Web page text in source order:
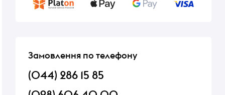
Замовлення по телефону
(044) 286 15 85